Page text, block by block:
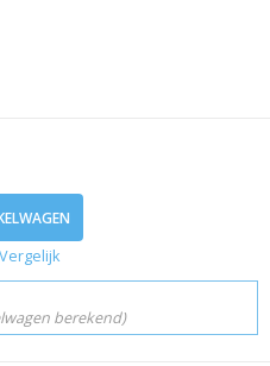
Vergelijk
berekend)